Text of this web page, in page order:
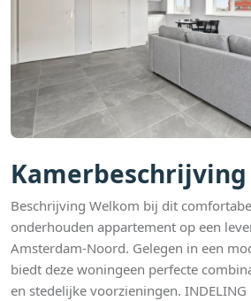
Kamerbeschrijving
Beschrijving Welkom bij dit
onderhouden appartement op een
Amsterdam-Noord. Gelegen in een
biedt deze woningeen perfecte
en stedelijke voorzieningen.